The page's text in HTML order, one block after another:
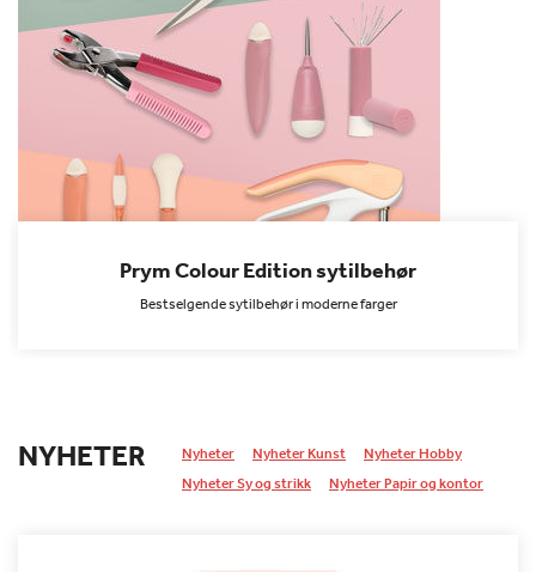
Prym Colour Edition sytilbehør
Bestselgende sytilbehør i moderne farger
NYHETER Nyheter Nyheter Kunst
Nyheter Hobby
Nyheter Sy og strikk
Nyheter Papir og kontor